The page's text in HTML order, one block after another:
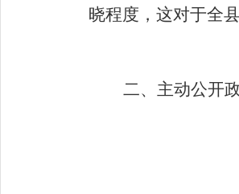
晓程度，这对于全
二、主动公开